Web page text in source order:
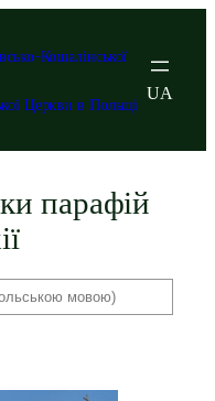
Кошалінської
Церкви в Польщі
UA
парафій